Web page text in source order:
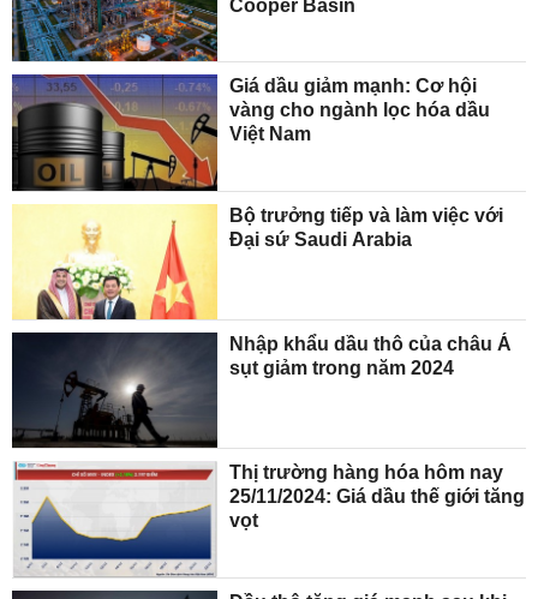
Cooper Basin
Giá dầu giảm mạnh: Cơ hội
vàng cho ngành lọc hóa dầu
Việt Nam
Bộ trưởng tiếp và làm việc với
Đại sứ Saudi Arabia
Nhập khẩu dầu thô của châu Á
sụt giảm trong năm 2024
Thị trường hàng hóa hôm nay
25/11/2024: Giá dầu thế giới tăng
vọt